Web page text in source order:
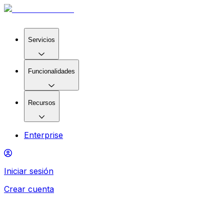
Servicios
Funcionalidades
Recursos
Enterprise
Iniciar sesión
Crear cuenta